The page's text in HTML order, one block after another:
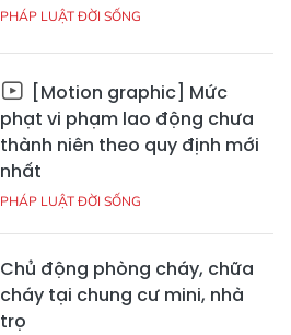
PHÁP LUẬT ĐỜI SỐNG
[Motion graphic] Mức
phạt vi phạm lao động chưa
thành niên theo quy định mới
nhất
PHÁP LUẬT ĐỜI SỐNG
Chủ động phòng cháy, chữa
cháy tại chung cư mini, nhà
trọ